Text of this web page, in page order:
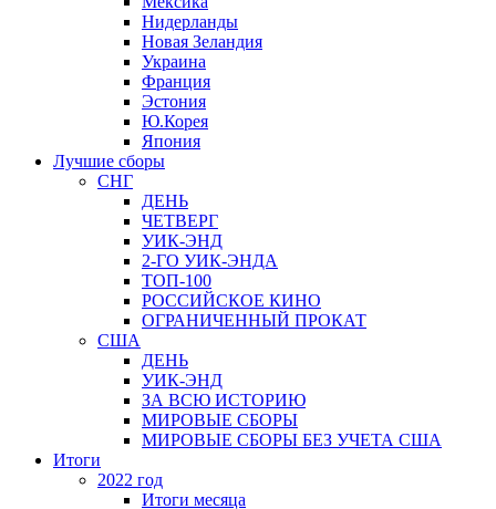
Нидерланды
Новая Зеландия
Украина
Франция
Эстония
Ю.Корея
Япония
Лучшие сборы
СНГ
ДЕНЬ
ЧЕТВЕРГ
УИК-ЭНД
2-ГО УИК-ЭНДА
ТОП-100
РОССИЙСКОЕ КИНО
ОГРАНИЧЕННЫЙ ПРОКАТ
США
ДЕНЬ
УИК-ЭНД
ЗА ВСЮ ИСТОРИЮ
МИРОВЫЕ СБОРЫ
МИРОВЫЕ СБОРЫ БЕЗ УЧЕТА США
Итоги
2022 год
Итоги месяца